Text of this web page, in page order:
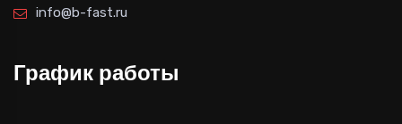
info@b-fast.ru
График работы